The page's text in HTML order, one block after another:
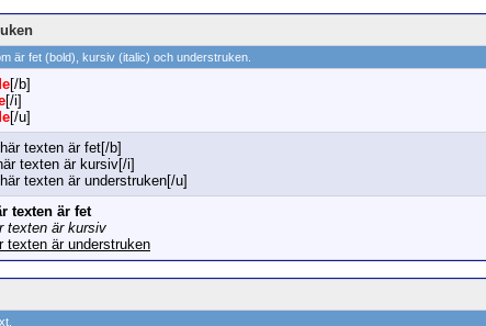
är fet (bold), kursiv (italic) och understruken.
[/b]
[/i]
[/u]
texten är fet[/b]
texten är kursiv[/i]
texten är understruken[/u]
texten är fet
texten är kursiv
texten är understruken